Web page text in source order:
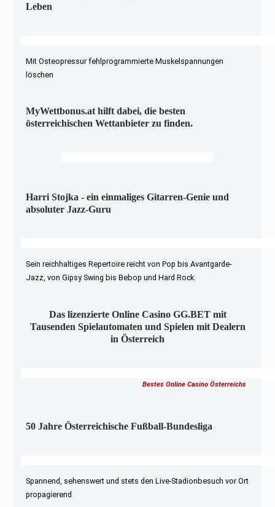
Leben
Mit Osteopressur fehlprogrammierte Muskelspannungen
löschen
MyWettbonus.at hilft dabei, die besten
österreichischen Wettanbieter zu finden.
Harri Stojka - ein einmaliges Gitarren-Genie und
absoluter Jazz-Guru
Sein reichhaltiges Repertoire reicht von Pop bis Avantgarde-
Jazz, von Gipsy Swing bis Bebop und Hard Rock.
Das lizenzierte Online Casino GG.BET mit
Tausenden Spielautomaten und Spielen mit Dealern
in Österreich
Bestes Online Casino Österreichs
50 Jahre Österreichische Fußball-Bundesliga
Spannend, sehenswert und stets den Live-Stadionbesuch vor Ort
propagierend